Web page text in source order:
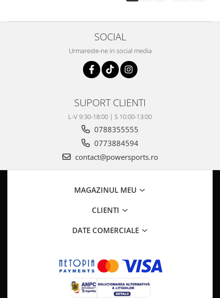
SOCIAL
Urmareste-ne in social media
SUPORT CLIENTI
L-V 9:30-18:00 | S 10:00-13:00
0788355555
0773884594
contact@powersports.ro
MAGAZINUL MEU
CLIENTI
DATE COMERCIALE